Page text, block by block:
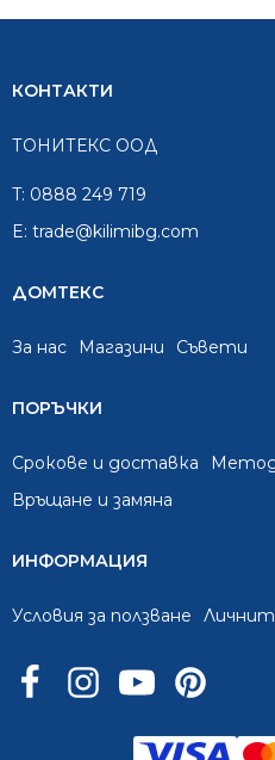
КОНТАКТИ
ТОНИТЕКС ООД
T: 0888 249 719
E: trade@kilimibg.com
ДОМТЕКС
За нас Mагазини Съвети
ПОРЪЧКИ
Срокове и доставка
Връщане и замяна
ИНФОРМАЦИЯ
Условия за ползване